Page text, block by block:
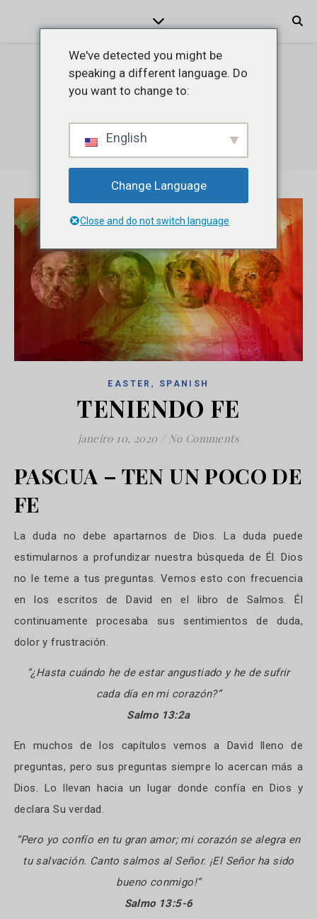
Find God. Go Deeper.
EASTER , SPANISH
TENIENDO FE
janeiro 10, 2020 / No Comments
PASCUA – TEN UN POCO DE
FE
La duda no debe apartarnos de Dios. La duda puede
estimularnos a profundizar nuestra búsqueda de Él. Dios
no le teme a tus preguntas. Vemos esto con frecuencia
en los escritos de David en el libro de Salmos. Él
continuamente procesaba sus sentimientos de duda,
dolor y frustración.
“¿Hasta cuándo he de estar angustiado y he de sufrir
cada día en mi corazón?”
Salmo 13:2a
En muchos de los capítulos vemos a David lleno de
preguntas, pero sus preguntas siempre lo acercan más a
Dios. Lo llevan hacia un lugar donde confía en Dios y
declara Su verdad.
“Pero yo confío en tu gran amor; mi corazón se alegra en
tu salvación. Canto salmos al Señor. ¡El Señor ha sido
bueno conmigo!”
Salmo 13:5-6
We've detected you might be
speaking a different language. Do
you want to change to:
English
Change Language
Close and do not switch language